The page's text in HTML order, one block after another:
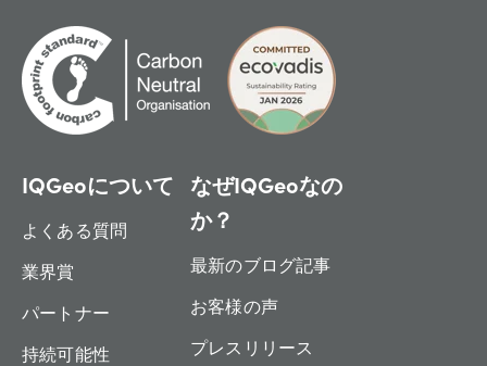
IQGeoについて
よくある質問
業界賞
パートナー
持続可能性
なぜIQGeoなの
か？
最新のブログ記事
お客様の声
プレスリリース